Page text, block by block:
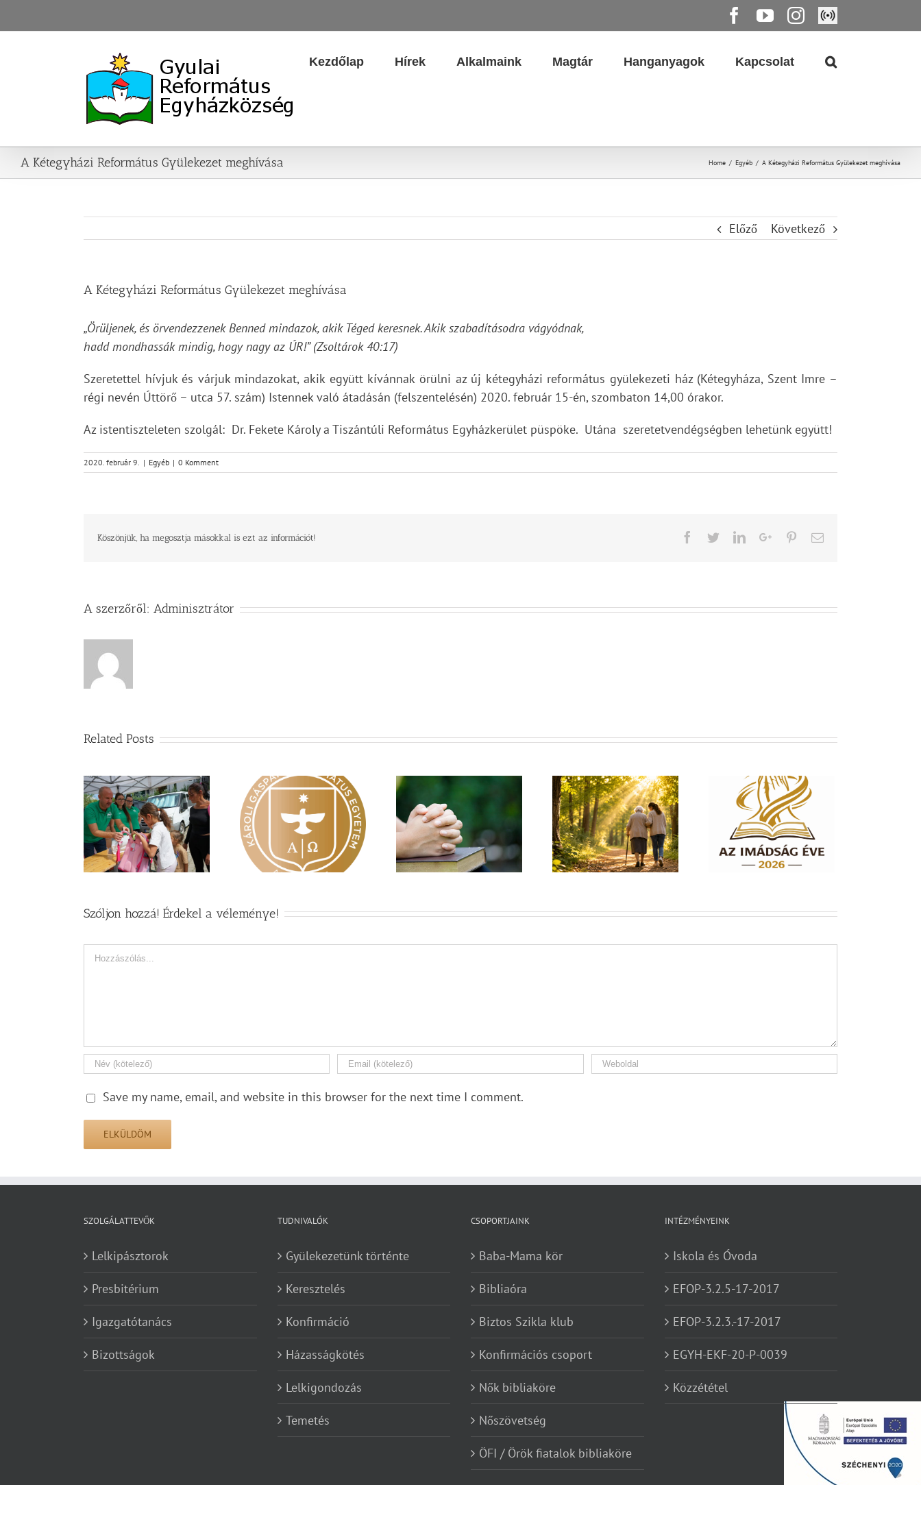
to
Facebook
YouTube
Instagram
Élő
közvetítés
Kezdőlap Hírek Alkalmaink Magtár Hanganyagok Kapcsolat
A Kétegyházi Református Gyülekezet meghívása Home / Egyéb / A Kétegyházi Református Gyülekezet meghívása
Előző Következő
A Kétegyházi Református Gyülekezet meghívása
„Örüljenek, és örvendezzenek Benned mindazok, akik Téged keresnek. Akik szabadításodra vágyódnak,
hadd mondhassák mindig, hogy nagy az ÚR!” (Zsoltárok 40:17)
Szeretettel hívjuk és várjuk mindazokat, akik együtt kívánnak örülni az új kétegyházi református gyülekezeti ház (Kétegyháza, Szent Imre –
régi nevén Úttörő – utca 57. szám) Istennek való átadásán (felszentelésén) 2020. február 15-én, szombaton 14,00 órakor.
Az istentiszteleten szolgál: Dr. Fekete Károly a Tiszántúli Református Egyházkerület püspöke. Utána szeretetvendégségben lehetünk együtt!
2020. február 9. | Egyéb | 0 Komment
Köszönjük, ha megosztja másokkal is ezt az információt! Facebook
TwitterLinkedInGoogle+PinterestEmail
A szerzőről: Adminisztrátor
Related Posts
Nagy érdeklődés övezi a
Károli képzéseit
Vasárnapi üzenet –
Zsoltárok 149
Egy fa kidől, messze
hangzik. Nő az erdő, ki
hallja? – Diakónusok
vasárnapja – II. rész
Imádság éve 2026 – El
nem hagylak téged
Szóljon hozzá! Érdekel a véleménye!
Hozzászólás
Save my name, email, and website in this browser for the next time I comment.
SZOLGÁLATTEVŐK
Lelkipásztorok
Presbitérium
Igazgatótanács
Bizottságok
TUDNIVALÓK
Gyülekezetünk történte
Keresztelés
Konfirmáció
Házasságkötés
Lelkigondozás
Temetés
CSOPORTJAINK
Baba-Mama kör
Bibliaóra
Biztos Szikla klub
Konfirmációs csoport
Nők bibliaköre
Nőszövetség
ÖFI / Örök fiatalok bibliaköre
INTÉZMÉNYEINK
Iskola és Óvoda
EFOP-3.2.5-17-2017
EFOP-3.2.3.-17-2017
EGYH-EKF-20-P-0039
Közzététel